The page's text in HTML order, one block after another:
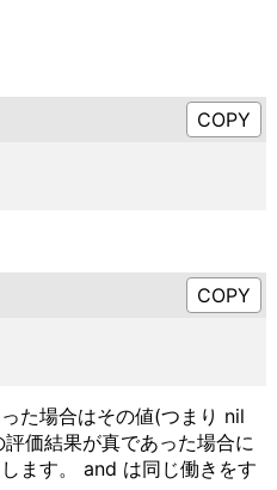
た場合はその値(つまり nil
価結果が真であった場合に
ます。 and は同じ働きをす